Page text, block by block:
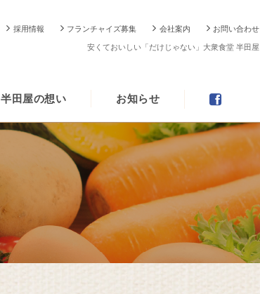
採用情報 フランチャイズ募集 会社案内 お問い合わせ
安くておいしい「だけじゃない」大衆食堂 半田屋
半田屋の想い お知らせ